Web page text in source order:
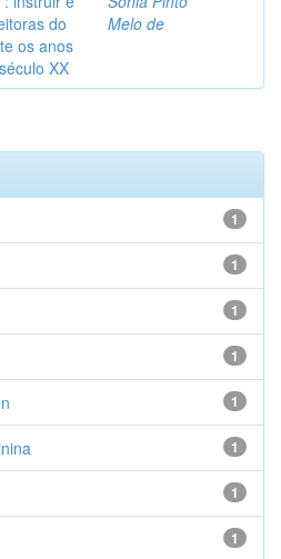
do
os anos
XX
Melo de
1
1
1
1
1
1
1
1